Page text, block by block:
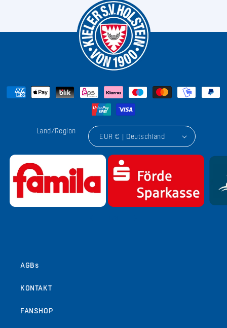
Land/Region
EUR € | Deutschland
AGBs
KONTAKT
FANSHOP